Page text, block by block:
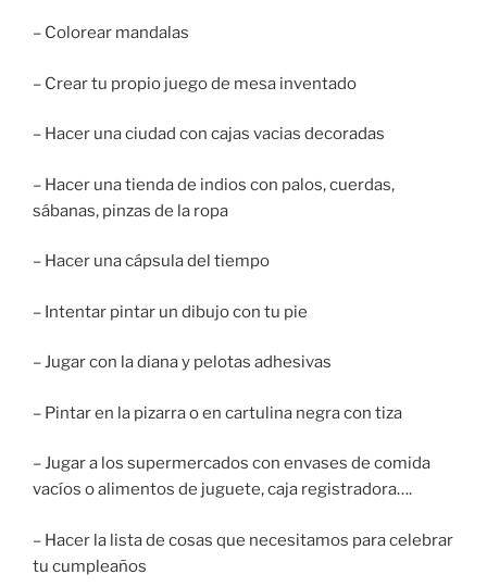
– Colorear mandalas
– Crear tu propio juego de mesa inventado
– Hacer una ciudad con cajas vacias decoradas
– Hacer una tienda de indios con palos, cuerdas,
sábanas, pinzas de la ropa
– Hacer una cápsula del tiempo
– Intentar pintar un dibujo con tu pie
– Jugar con la diana y pelotas adhesivas
– Pintar en la pizarra o en cartulina negra con tiza
– Jugar a los supermercados con envases de comida
vacíos o alimentos de juguete, caja registradora….
– Hacer la lista de cosas que necesitamos para celebrar
tu cumpleaños